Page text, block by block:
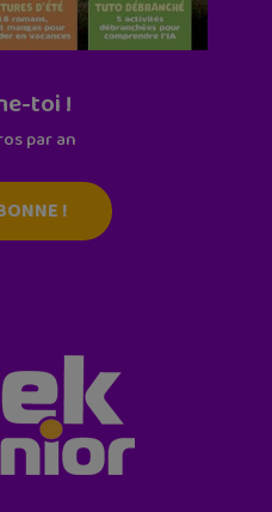
toi !
par an
!